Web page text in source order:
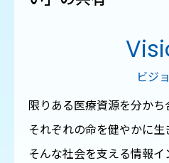
ビジ
限りある医療資源を分かち
それぞれの命を健やかに生
そんな社会を支える情報